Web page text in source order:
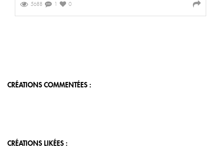
5688 1 0
CRÉATIONS COMMENTÉES :
CRÉATIONS LIKÉES :